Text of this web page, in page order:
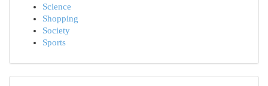
Science
Shopping
Society
Sports